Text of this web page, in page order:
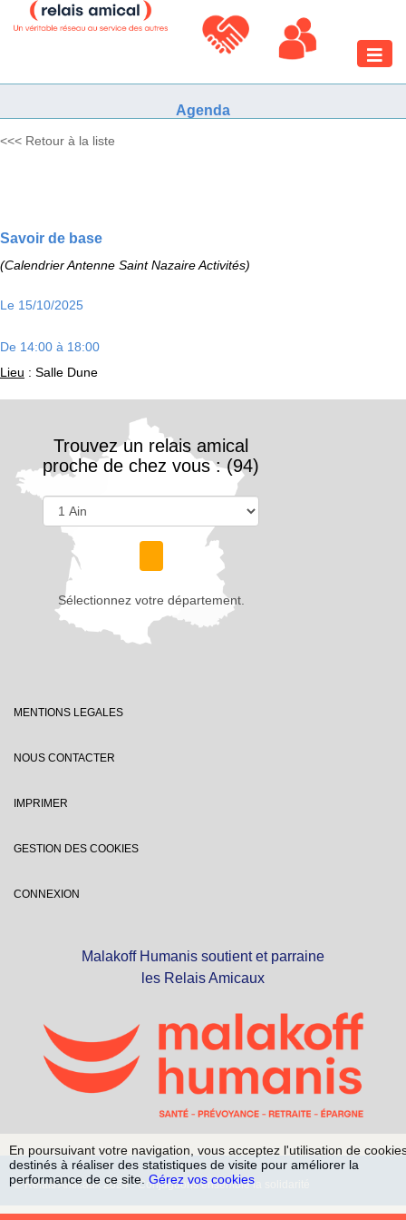
Toggle
Agenda
<<< Retour à la liste
Savoir de base
(Calendrier Antenne Saint Nazaire Activités)
Le 15/10/2025
De 14:00 à 18:00
Lieu : Salle Dune
Trouvez un relais amical
proche de chez vous : (94)
Sélectionnez votre département.
MENTIONS LEGALES
NOUS CONTACTER
IMPRIMER
GESTION DES COOKIES
CONNEXION
Malakoff Humanis soutient et parraine
les Relais Amicaux
© Relais Amicaux 2024 - Conjuguons ensemble la solidarité
En poursuivant votre navigation, vous acceptez l'utilisation de
destinés à réaliser des statistiques de visite pour améliorer la
performance de ce site. Gérez vos cookies